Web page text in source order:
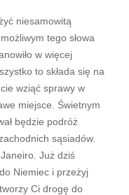
niesamowitą
tego słowa
w więcej
to składa się na
wziąć sprawy w
miejsce. Świetnym
będzie podróż
sąsiadów.
Już dziś
Niemiec i przeżyj
Ci drogę do